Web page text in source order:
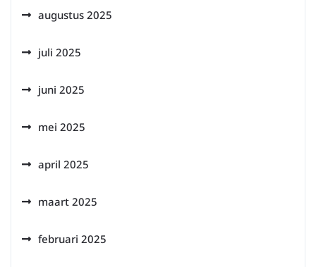
augustus 2025
juli 2025
juni 2025
mei 2025
april 2025
maart 2025
februari 2025